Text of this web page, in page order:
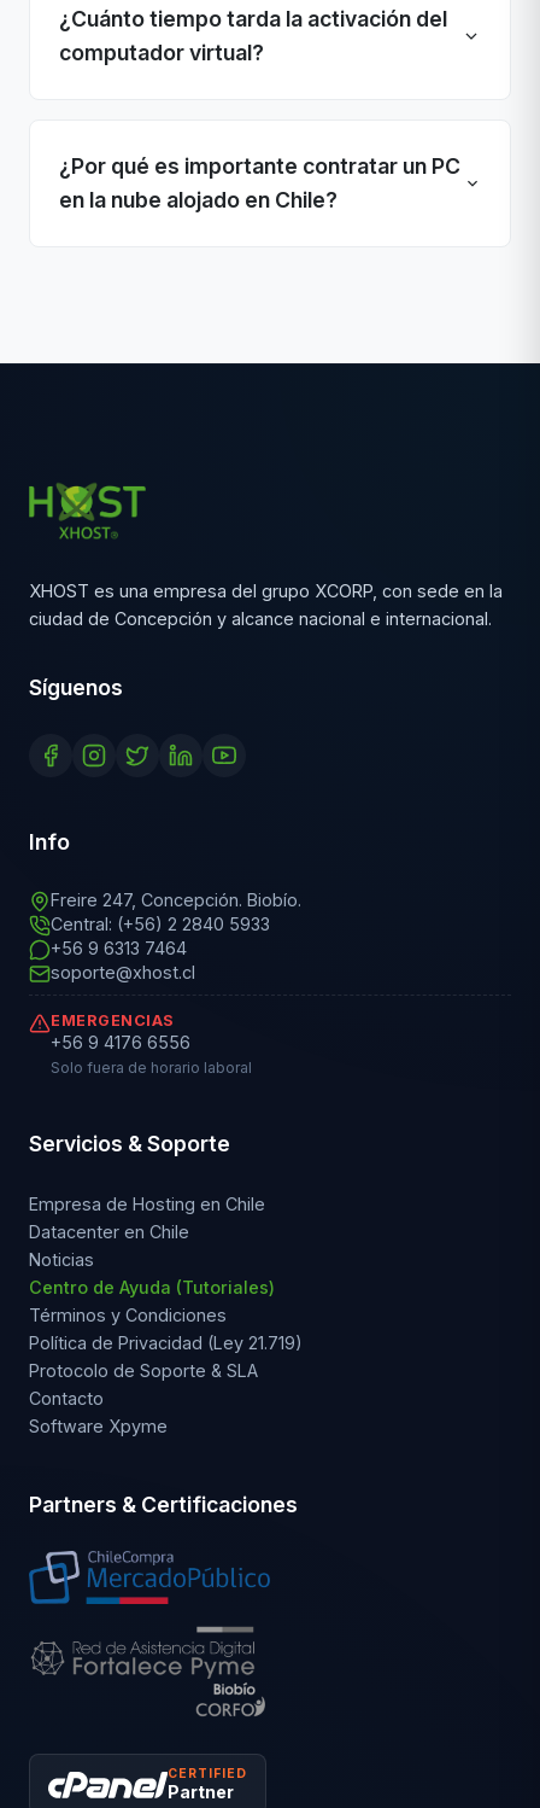
¿Cuánto tiempo tarda la activación del
computador virtual?
¿Por qué es importante contratar un PC
en la nube alojado en Chile?
XHOST es una empresa del grupo XCORP, con sede en la
ciudad de Concepción y alcance nacional e internacional.
Síguenos
Info
Freire 247, Concepción. Biobío.
Central: (+56) 2 2840 5933
+56 9 6313 7464
soporte@xhost.cl
EMERGENCIAS
+56 9 4176 6556
Solo fuera de horario laboral
Servicios & Soporte
Empresa de Hosting en Chile
Datacenter en Chile
Noticias
Centro de Ayuda (Tutoriales)
Términos y Condiciones
Política de Privacidad (Ley 21.719)
Protocolo de Soporte & SLA
Contacto
Software Xpyme
Partners & Certificaciones
CERTIFIED
Partner